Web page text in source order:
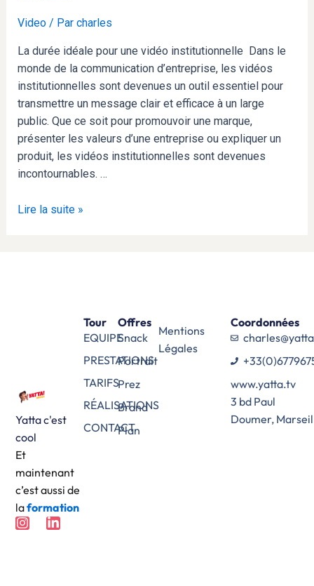
Video/ Par charles
La durée idéale pour une vidéo institutionnelle Dans le
monde de la communication d’entreprise, les vidéos
institutionnelles sont devenues un outil essentiel pour
transmettre un message clair et efficace à un large
public. Que ce soit pour promouvoir une marque,
présenter les valeurs d’une entreprise ou expliquer un
produit, les vidéos institutionnelles sont devenues
incontournables. …
une
vidéo
Lire la suite »
Yatta c'est
cool
Et
maintenant
c’est aussi de
laformation
I
n
L
i
Mentions
Légales
Offres
Snack
Portrait
Prez
Brand
Plan
Tour
EQUIPE
PRESTATIONS
TARIFS
RÉALISATIONS
CONTACT
Coordonnées
www.yatta.tv
3 bd Paul
Doumer,